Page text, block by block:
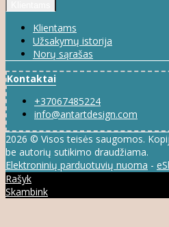
Klientams
Užsakymų istorija
Norų sąrašas
Kontaktai
+37067485224
info@antartdesign.com
2026 © Visos teisės saugomos.
be autorių sutikimo draudžiama.
Elektroninių parduotuvių nuoma -
Rašyk
Skambink